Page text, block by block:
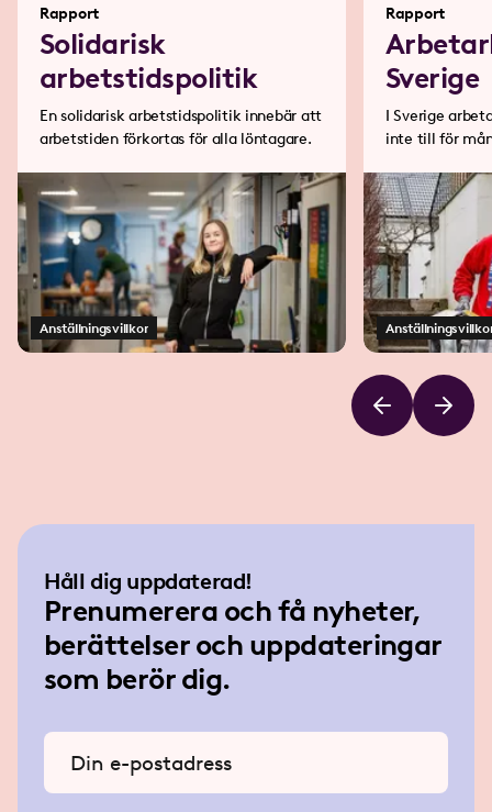
Rapport
Solidarisk
arbetstidspolitik
En solidarisk arbetstidspolitik innebär att
arbetstiden förkortas för alla löntagare.
Anställningsvillkor
Rapport
Sverige
I Sverige
inte till för
Håll dig uppdaterad!
Prenumerera och få nyheter,
berättelser och uppdateringar
som berör dig.
Ange din e-postadress